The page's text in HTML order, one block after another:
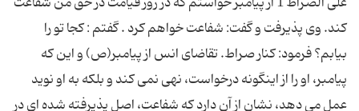
کند. وی پذیرفت و گفت: شفاعت خواهم کرد . گفتم : کجا تو را
بیابم؟ فرمود: کنار صراط. تقاضای انس از پیامبر(ص) و این که
پیامبر، او را از اینگونه درخواست، نهی نمی کند و بلکه به او نوید
عمل می دهد، نشان از آن دارد که شفاعت، اصل پذیرفته شده ای در